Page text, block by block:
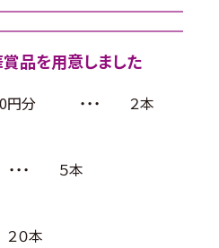
品を用意しました
円分 ・・・ ２本
・・ ５本
０本